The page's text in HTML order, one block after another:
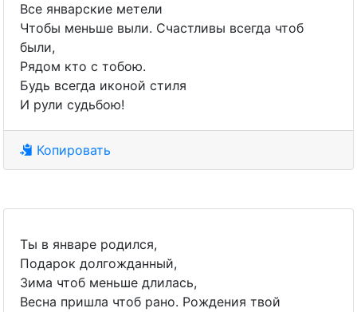
Все январские метели
Чтобы меньше выли. Счастливы всегда чтоб
были,
Рядом кто с тобою.
Будь всегда иконой стиля
И рули судьбою!
Копировать
Ты в январе родился,
Подарок долгожданный,
Зима чтоб меньше длилась,
Весна пришла чтоб рано. Рождения твой